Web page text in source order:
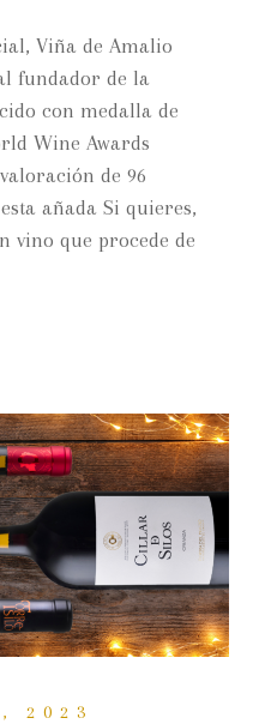
Viña de Amalio
fundador de la
con medalla de
Wine Awards
de 96
añada Si quieres,
vino que procede de
2023